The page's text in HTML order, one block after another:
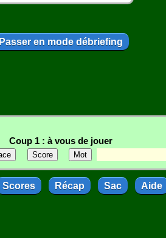
Passer en mode débriefing
Coup 1 : à vous de jouer
Scores Récap Sac Aide